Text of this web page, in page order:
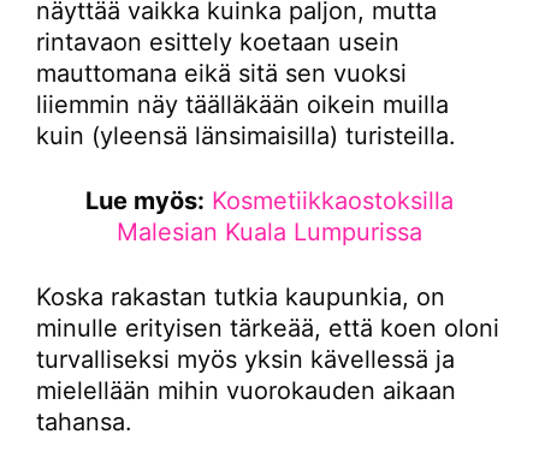
näyttää vaikka kuinka paljon, mutta
rintavaon esittely koetaan usein
mauttomana eikä sitä sen vuoksi
liiemmin näy täälläkään oikein muilla
kuin (yleensä länsimaisilla) turisteilla.
Lue myös: Kosmetiikkaostoksilla
Malesian Kuala Lumpurissa
Koska rakastan tutkia kaupunkia, on
minulle erityisen tärkeää, että koen oloni
turvalliseksi myös yksin kävellessä ja
mielellään mihin vuorokauden aikaan
tahansa.